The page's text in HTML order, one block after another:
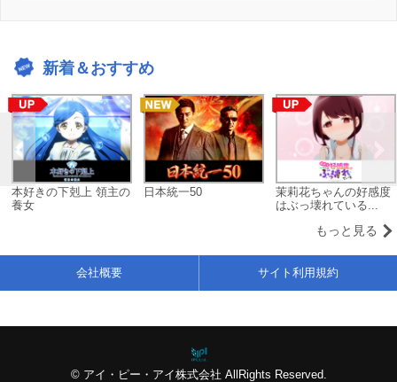
新着＆おすすめ
本好きの下剋上 領主の
養女
日本統一50
茉莉花ちゃんの好感度
はぶっ壊れている...
もっと見る
© アイ・ピー・アイ株式会社 AllRights Reserved.
会社概要 サイト利用規約